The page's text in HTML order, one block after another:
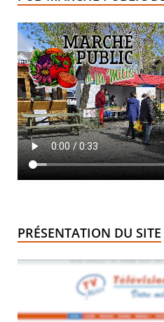
PRÉSENTATION DU SITE